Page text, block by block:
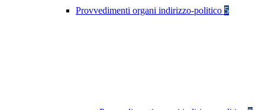
Provvedimenti organi indirizzo-politico 5